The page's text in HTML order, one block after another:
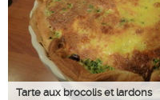
Tarte aux brocolis et lardons